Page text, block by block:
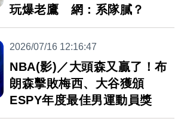
玩爆老鷹 網：系隊膩？
2026/07/16 12:16:47
NBA(影)／大頭森又贏了！布
朗森擊敗梅西、大谷獲頒
ESPY年度最佳男運動員獎